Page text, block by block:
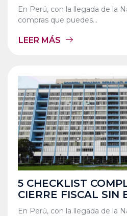
En Perú, con la llegada de la
compras que puedes...
LEER MÁS
5 CHECKLIST
CIERRE FISCAL SIN
En Perú, con la llegada de la